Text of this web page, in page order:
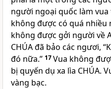
người ngoại quốc làm
không được có quá nhiều
không được gởi người về
CHÚA đã bảo các ngươi,
đó nữa.” 17Vua không
bị quyến dụ xa lìa CHÚA.
vàng bạc.